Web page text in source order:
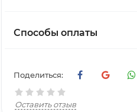
Способы оплаты
Поделиться:
Оставить отзыв